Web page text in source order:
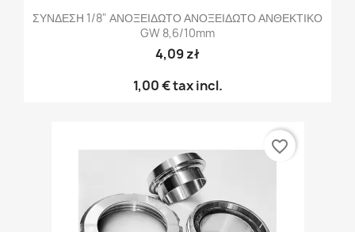
ΣΥΝΔΕΣΗ 1/8" ΑΝΟΞΕΙΔΩΤΟ ΑΝΟΞΕΙΔΩΤΟ ΑΝΘΕΚΤΙΚΟ
GW 8,6/10mm
4,09 zł
1,00 €tax incl.
favorite_border